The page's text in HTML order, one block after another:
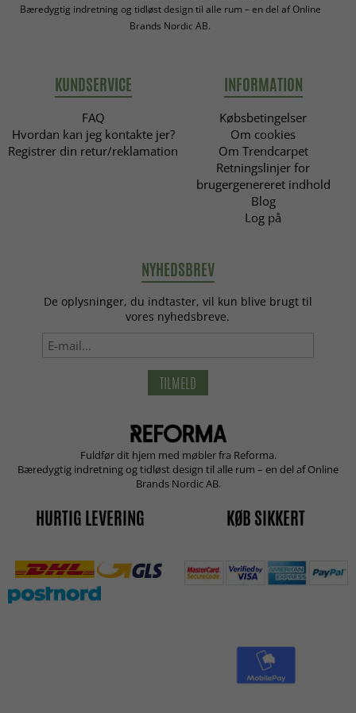
Bæredygtig indretning og tidløst design til alle rum – en del af Online
Brands Nordic AB.
KUNDSERVICE
FAQ
Hvordan kan jeg kontakte jer?
Registrer din retur/reklamation
INFORMATION
Købsbetingelser
Om cookies
Om Trendcarpet
Retningslinjer for
brugergenereret indhold
Blog
Log på
NYHEDSBREV
De oplysninger, du indtaster, vil kun blive brugt til
vores nyhedsbreve.
TILMELD
Fuldfør dit hjem med møbler fra Reforma.
Bæredygtig indretning og tidløst design til alle rum – en del af Online
Brands Nordic AB.
HURTIG LEVERING KØB SIKKERT